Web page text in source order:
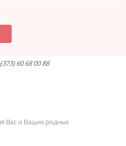
60 68 00 88
Вас и Ваших родных